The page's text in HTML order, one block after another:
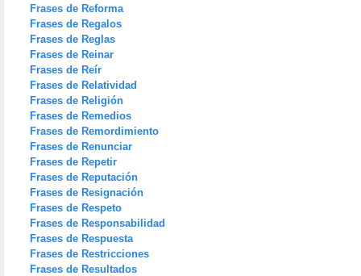
Frases de Reforma
Frases de Regalos
Frases de Reglas
Frases de Reinar
Frases de Reír
Frases de Relatividad
Frases de Religión
Frases de Remedios
Frases de Remordimiento
Frases de Renunciar
Frases de Repetir
Frases de Reputación
Frases de Resignación
Frases de Respeto
Frases de Responsabilidad
Frases de Respuesta
Frases de Restricciones
Frases de Resultados